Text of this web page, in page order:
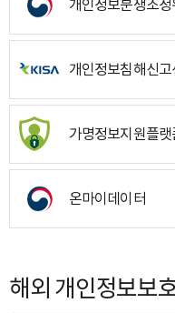
개인정보분쟁조정
개인정보침해신고
가명정보지원플랫
온마이데이터
해외 개인정보보